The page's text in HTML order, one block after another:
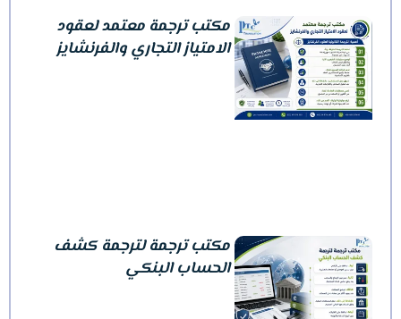
مكتب ترجمة معتمد لعقود
الامتياز التجاري والفرنشايز
مكتب ترجمة لترجمة كشف
الحساب البنكي